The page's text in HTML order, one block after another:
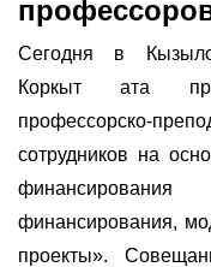
Сегодня в
Коркыт ата
профессорско-
сотрудников на
финансирования,
проекты».